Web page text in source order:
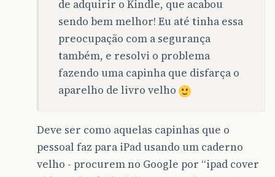
de adquirir o Kindle, que acabou
sendo bem melhor! Eu até tinha essa
preocupação com a segurança
também, e resolvi o problema
fazendo uma capinha que disfarça o
aparelho de livro velho
Deve ser como aquelas capinhas que o
pessoal faz para iPad usando um caderno
velho - procurem no Google por “ipad cover